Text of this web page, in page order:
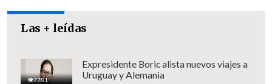
Las + leídas
7781
Expresidente Boric alista nuevos viajes a
Uruguay y Alemania